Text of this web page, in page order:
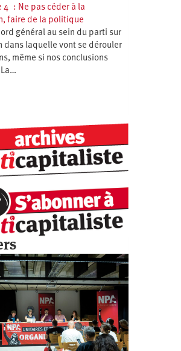
4 : Ne pas céder à la
faire de la politique
général au sein du parti sur
dans laquelle vont se dérouler
même si nos conclusions